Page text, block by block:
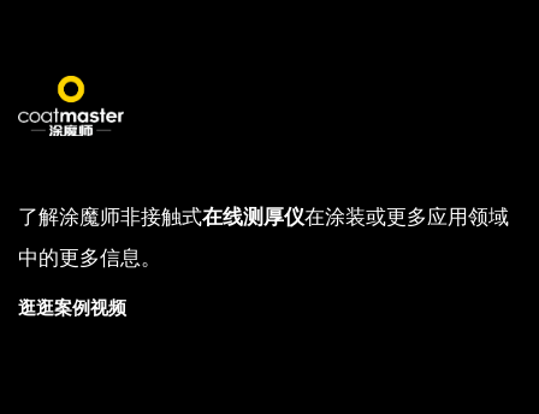
了解涂魔师非接触式在线测厚仪在涂装或更多应用领域
中的更多信息。
逛逛案例视频